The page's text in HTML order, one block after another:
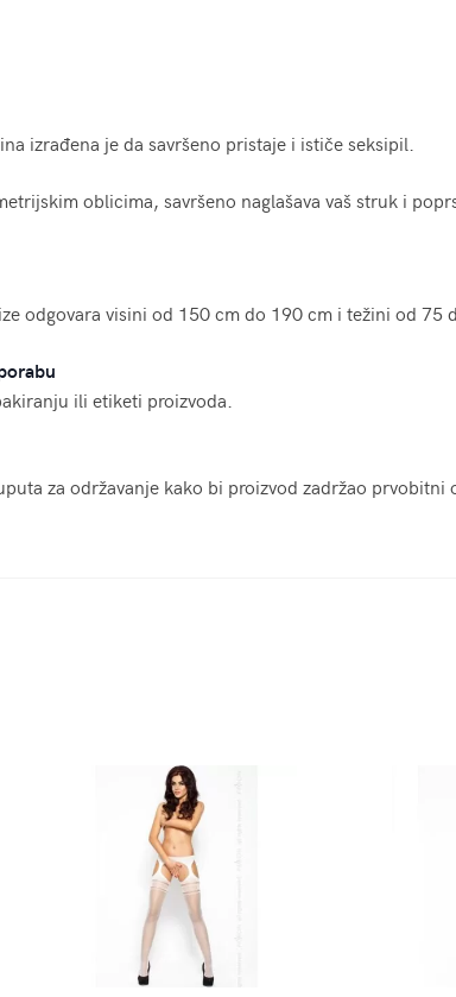
izrađena je da savršeno pristaje i ističe seksipil.
oblicima, savršeno naglašava vaš struk i
odgovara visini od 150 cm do 190 cm i težini od 75
ili etiketi proizvoda.
za održavanje kako bi proizvod zadržao prvobitni